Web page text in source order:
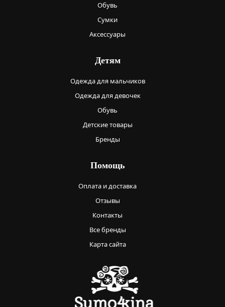
Обувь
Сумки
Аксессуары
Детям
Одежда для мальчиков
Одежда для девочек
Обувь
Детские товары
Бренды
Помощь
Оплата и доставка
Отзывы
Контакты
Все бренды
Карта сайта